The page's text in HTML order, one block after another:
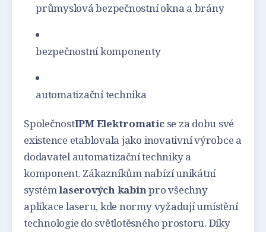
průmyslová bezpečnostní okna a brány
bezpečnostní komponenty
automatizační technika
SpolečnostIPM Elektromaticse za dobu své
existence etablovala jako inovativní výrobce a
dodavatel automatizační techniky a
komponent. Zákazníkům nabízí unikátní
systémlaserových kabinpro všechny
aplikace laseru, kde normy vyžadují umístění
technologie do světlotěsného prostoru. Díky